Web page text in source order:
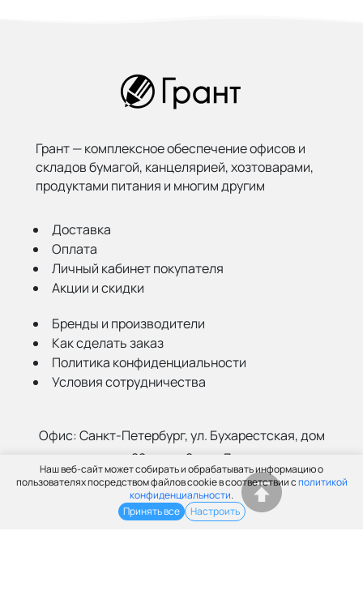
Наш веб-сайт может собирать и обрабатывать информацию о
пользователях посредством файлов cookie в соответствии сполитикой
конфиденциальности.
Принять все
Настроить
Грант — комплексное обеспечение офисов и
складов бумагой, канцелярией, хозтоварами,
продуктами питания и многим другим
Доставка
Оплата
Личный кабинет покупателя
Акции и скидки
Бренды и производители
Как сделать заказ
Политика конфиденциальности
Условия сотрудничества
Офис:Санкт-Петербург, ул. Бухарестская, дом
22, корп. 2, лит Д
Склад:Санкт-Петербург, ул. Салова, 52а
(812) 402-99-91